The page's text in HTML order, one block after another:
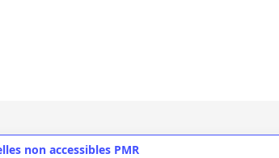
non accessibles PMR